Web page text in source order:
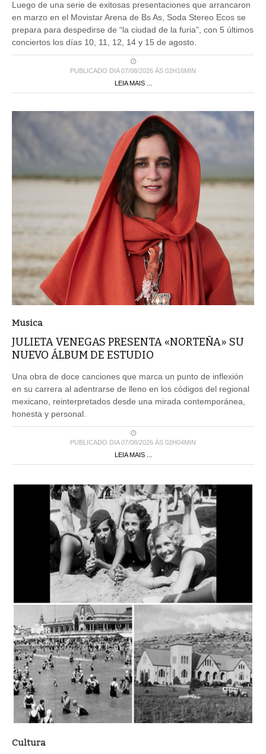
Luego de una serie de exitosas presentaciones que arrancaron
en marzo en el Movistar Arena de Bs As, Soda Stereo Ecos se
prepara para despedirse de “la ciudad de la furia”, con 5 últimos
conciertos los días 10, 11, 12, 14 y 15 de agosto.
PUBLICADO DIA 07/08/2026 ÀS 02H16MIN
LEIA MAIS ...
Musica
JULIETA VENEGAS PRESENTA «NORTEÑA» SU
NUEVO ÁLBUM DE ESTUDIO
Una obra de doce canciones que marca un punto de inflexión
en su carrera al adentrarse de lleno en los códigos del regional
mexicano, reinterpretados desde una mirada contemporánea,
honesta y personal.
PUBLICADO DIA 07/08/2026 ÀS 02H04MIN
LEIA MAIS ...
Cultura